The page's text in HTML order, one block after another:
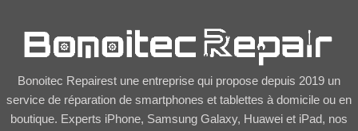
Bonoitec Repairest une entreprise qui propose depuis 2019 un
service de réparation de smartphones et tablettes à domicile ou en
boutique. Experts iPhone, Samsung Galaxy, Huawei et iPad, nos